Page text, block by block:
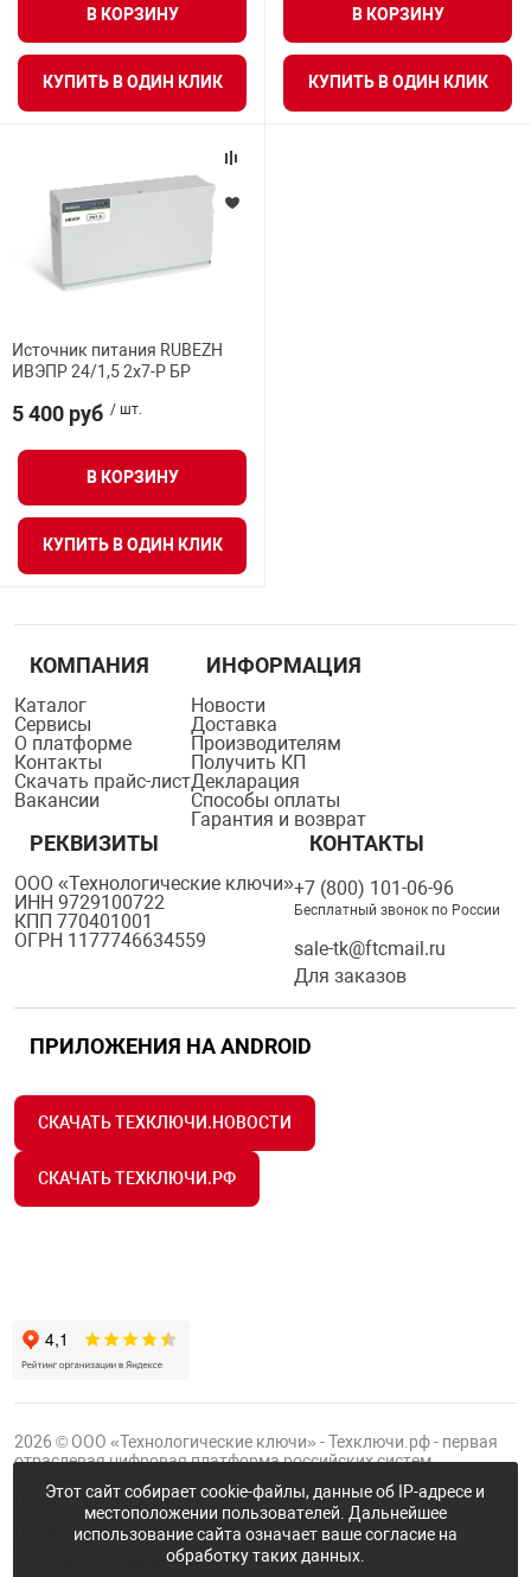
управления
и аналитики
периметра
и экипировка
техника
информации
средства охраны
сигнализации
безопасность
оборудование
В КОРЗИНУ
КУПИТЬ В ОДИН КЛИК
В КОРЗИНУ
КУПИТЬ В ОДИН КЛИК
Источник питания RUBEZH
ИВЭПР 24/1,5 2х7-Р БР
5 400 руб / шт.
В КОРЗИНУ
КУПИТЬ В ОДИН КЛИК
КОМПАНИЯ
Каталог
Сервисы
О платформе
Контакты
Скачать прайс-лист
Вакансии
ИНФОРМАЦИЯ
Новости
Доставка
Производителям
Получить КП
Декларация
Способы оплаты
Гарантия и возврат
РЕКВИЗИТЫ
ООО «Технологические ключи»
ИНН 9729100722
КПП 770401001
ОГРН 1177746634559
КОНТАКТЫ
+7 (800) 101-06-96
Бесплатный звонок по России
sale-tk@ftcmail.ru
Для заказов
ПРИЛОЖЕНИЯ НА ANDROID
СКАЧАТЬ ТЕХКЛЮЧИ.НОВОСТИ
СКАЧАТЬ ТЕХКЛЮЧИ.РФ
2026 © ООО «Технологические ключи» - Техключи.рф - первая
отраслевая цифровая платформа российских систем
ПроектГруппы ФТК
Публичная оферта
Политика конфиденциальности
Этот сайт собирает cookie-файлы, данные об IP-адресе и
местоположении пользователей. Дальнейшее
использование сайта означает ваше согласие на
обработку таких данных.